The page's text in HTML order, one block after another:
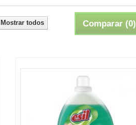
Comparar (0)
Mostrar todos